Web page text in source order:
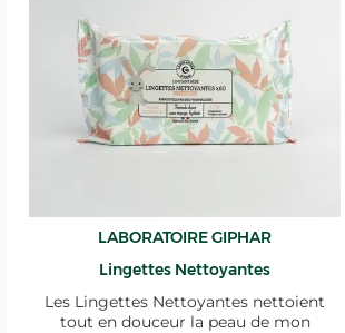
LABORATOIRE GIPHAR
Lingettes Nettoyantes
Les Lingettes Nettoyantes nettoient
tout en douceur la peau de mon